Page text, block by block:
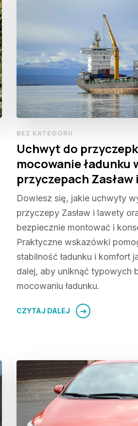
BEZ KATEGORII
Uchwyt do
mocowanie ładunku
przyczepach
Dowiesz się, jakie uchwyty
przyczepy Zasław i lawety
bezpiecznie montować i
Praktyczne wskazówki
stabilność ładunku i komfort
dalej, aby uniknąć typowych
mocowaniu ładunku.
CZYTAJ DALEJ